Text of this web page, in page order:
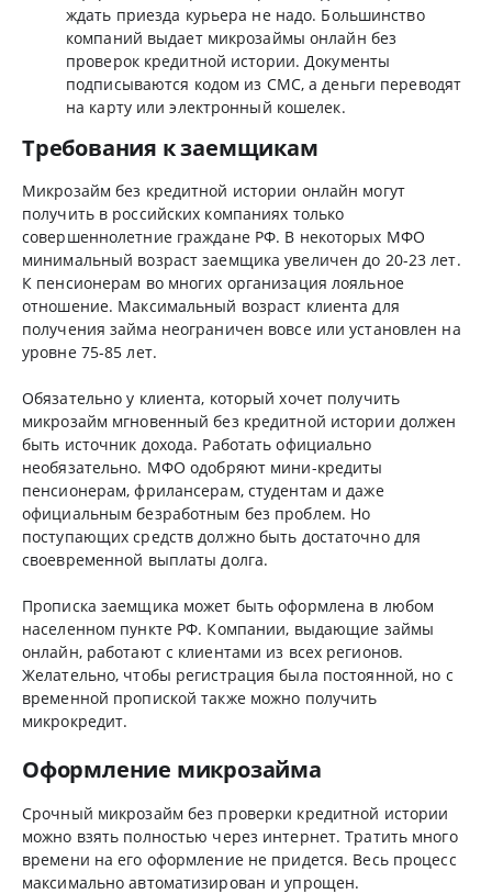
ждать приезда курьера не надо. Большинство
компаний выдает микрозаймы онлайн без
проверок кредитной истории. Документы
подписываются кодом из СМС, а деньги переводят
на карту или электронный кошелек.
Требования к заемщикам
Микрозайм без кредитной истории онлайн могут
получить в российских компаниях только
совершеннолетние граждане РФ. В некоторых МФО
минимальный возраст заемщика увеличен до 20-23 лет.
К пенсионерам во многих организация лояльное
отношение. Максимальный возраст клиента для
получения займа неограничен вовсе или установлен на
уровне 75-85 лет.
Обязательно у клиента, который хочет получить
микрозайм мгновенный без кредитной истории должен
быть источник дохода. Работать официально
необязательно. МФО одобряют мини-кредиты
пенсионерам, фрилансерам, студентам и даже
официальным безработным без проблем. Но
поступающих средств должно быть достаточно для
своевременной выплаты долга.
Прописка заемщика может быть оформлена в любом
населенном пункте РФ. Компании, выдающие займы
онлайн, работают с клиентами из всех регионов.
Желательно, чтобы регистрация была постоянной, но с
временной пропиской также можно получить
микрокредит.
Оформление микрозайма
Срочный микрозайм без проверки кредитной истории
можно взять полностью через интернет. Тратить много
времени на его оформление не придется. Весь процесс
максимально автоматизирован и упрощен.